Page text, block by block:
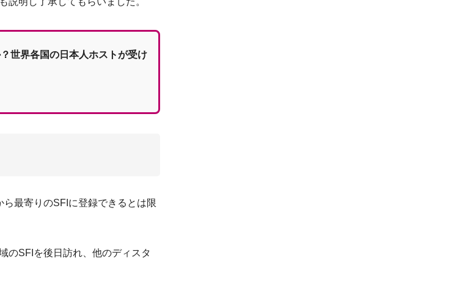
化と風習（フィーカや記念日・季節行事）
世界各国の日本人ホストが受け
最寄りのSFIに登録できるとは限
のSFIを後日訪れ、他のディスタ